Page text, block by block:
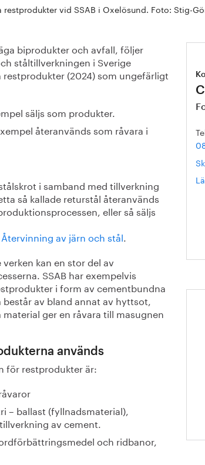
vid SSAB i Oxelösund. Foto: Stig-
biprodukter och avfall, följer
ståltillverkningen i Sverige
(2024) som ungefärligt
säljs som produkter.
återanvänds som råvara i
i samband med tillverkning
så kallade returstål återanvänds
eller så säljs
av järn och stål.
kan en stor del av
SSAB har exempelvis
i form av cementbundna
av bland annat av hyttsot,
ger en råvara till masugnen
används
för restprodukter är:
– ballast (fyllnadsmaterial),
av cement.
och ridbanor,